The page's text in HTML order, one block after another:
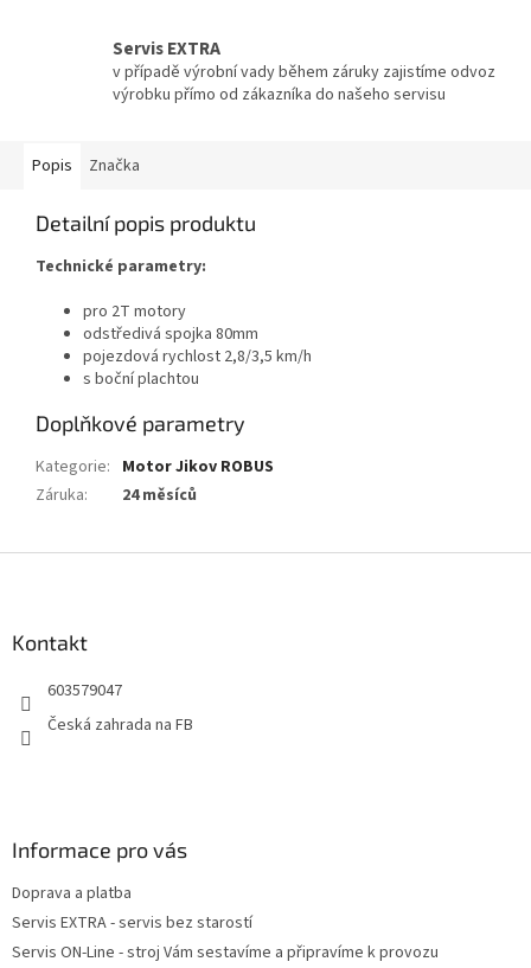
Servis EXTRA
v případě výrobní vady během záruky zajistíme odvoz
výrobku přímo od zákazníka do našeho servisu
Popis Značka
Detailní popis produktu
Technické parametry:
pro 2T motory
odstředivá spojka 80mm
pojezdová rychlost 2,8/3,5 km/h
s boční plachtou
Doplňkové parametry
Kategorie: Motor Jikov ROBUS
Záruka: 24 měsíců
Kontakt
603579047
Česká zahrada na FB
Informace pro vás
Doprava a platba
Servis EXTRA - servis bez starostí
Servis ON-Line - stroj Vám sestavíme a připravíme k provozu